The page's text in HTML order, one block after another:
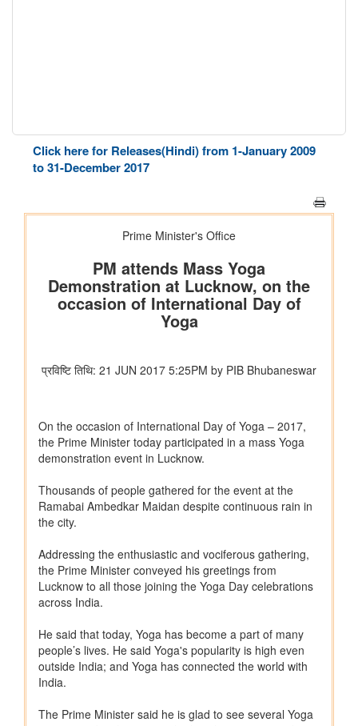
Click here for Releases(Hindi) from 1-January 2009
to 31-December 2017